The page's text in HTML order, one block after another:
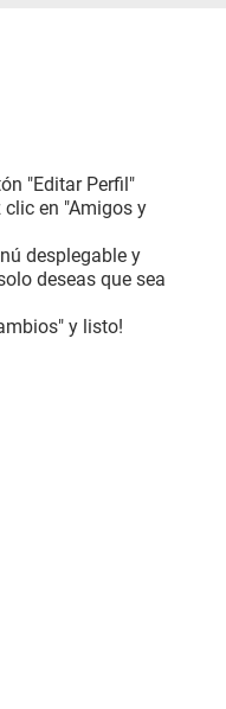
"Editar Perfil"
en "Amigos y
desplegable y
deseas que sea
y listo!